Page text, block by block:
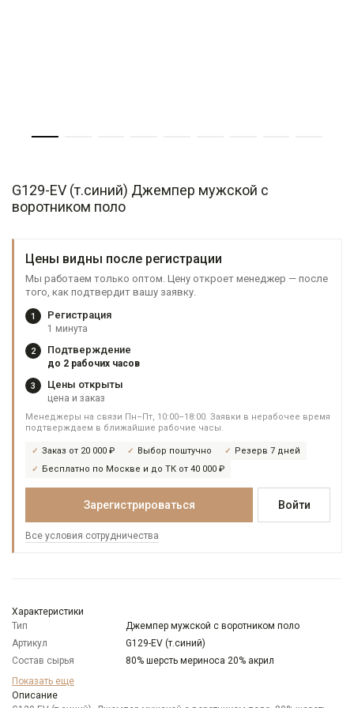
G129-EV (т.синий) Джемпер мужской с
воротником поло
Цены видны после регистрации
Мы работаем только оптом. Цену откроет менеджер — после
того, как подтвердит вашу заявку.
1 Регистрация
1 минута
2 Подтверждение
до 2 рабочих часов
3 Цены открыты
цена и заказ
Менеджеры на связи Пн–Пт, 10:00–18:00. Заявки в нерабочее время
подтверждаем в ближайшие рабочие часы.
Заказ от 20 000 ₽ Выбор поштучно
Резерв 7 дней
Бесплатно по Москве и до ТК от 40 000 ₽
Зарегистрироваться Войти
Все условия сотрудничества
Характеристики
Тип
Джемпер мужской с воротником поло
Артикул
G129-EV (т.синий)
Состав сырья
80% шерсть мериноса 20% акрил
Бренд
Модель
Показать еще
Описание